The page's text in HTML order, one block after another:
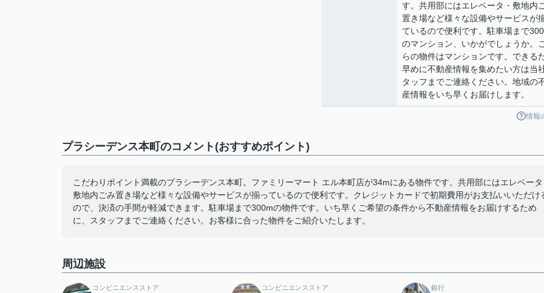
す。共用部にはエレベータ・敷地内
置き場など様々な設備やサービスが
ているので便利です。駐車場まで
のマンション、いかがでしょうか。
らの物件はマンションです。できる
早めに不動産情報を集めたい方は当
タッフまでご連絡ください。地域の
産情報をいち早くお届けします。
情報
プラシーデンス本町のコメント(おすすめポイント)
こだわりポイント満載のプラシーデンス本町。ファミリーマート エル本町店が34mにある物件です。共用部にはエレベー
敷地内ごみ置き場など様々な設備やサービスが揃っているので便利です。クレジットカードで初期費用がお支払いいただけ
ので、決済の手間が軽減できます。駐車場まで300mの物件です。いち早くご希望の条件から不動産情報をお届けするため
に、スタッフまでご連絡ください。お客様に合った物件をご紹介いたします。
周辺施設
コンビニエンスストア コンビニエンスストア 銀行